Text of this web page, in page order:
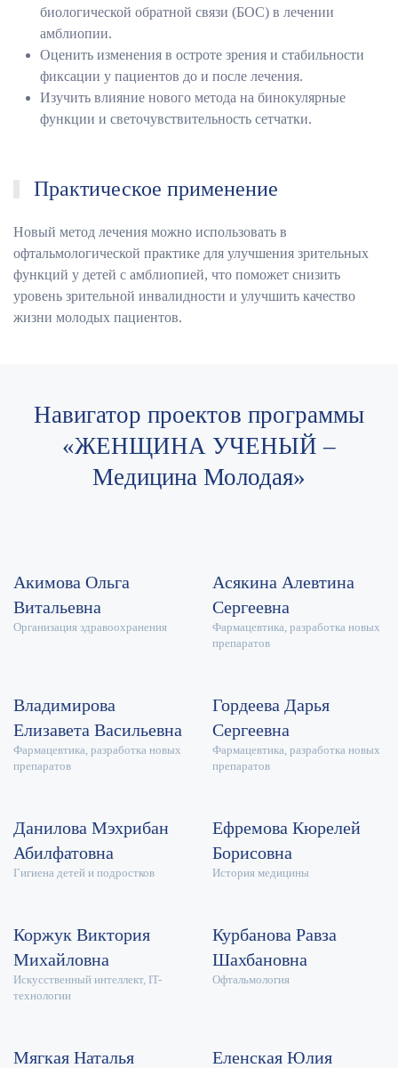
биологической обратной связи (БОС) в лечении
амблиопии.
Оценить изменения в остроте зрения и стабильности
фиксации у пациентов до и после лечения.
Изучить влияние нового метода на бинокулярные
функции и светочувствительность сетчатки.
Практическое применение
Новый метод лечения можно использовать в
офтальмологической практике для улучшения зрительных
функций у детей с амблиопией, что поможет снизить
уровень зрительной инвалидности и улучшить качество
жизни молодых пациентов.
Навигатор проектов программы
«ЖЕНЩИНА УЧЕНЫЙ –
Медицина Молодая»
Акимова Ольга
Витальевна
Организация здравоохранения
Асякина Алевтина
Сергеевна
Фармацевтика, разработка новых
препаратов
Владимирова
Елизавета Васильевна
Фармацевтика, разработка новых
препаратов
Гордеева Дарья
Сергеевна
Фармацевтика, разработка новых
препаратов
Данилова Мэхрибан
Абилфатовна
Гигиена детей и подростков
Ефремова Кюрелей
Борисовна
История медицины
Коржук Виктория
Михайловна
Искусственный интеллект, IT-
технологии
Курбанова Равза
Шахбановна
Офтальмология
Мягкая Наталья
Еленская Юлия